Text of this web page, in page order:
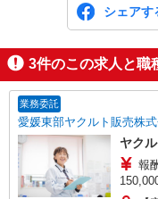
シェアす
3件のこの求人と職
業務委託
愛媛東部ヤクルト販売株
ヤク
報
150,000円〜 ◎扶養の範囲